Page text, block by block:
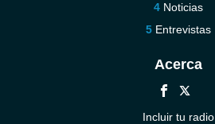
Noticias
Entrevistas
Acerca
Incluir tu radio